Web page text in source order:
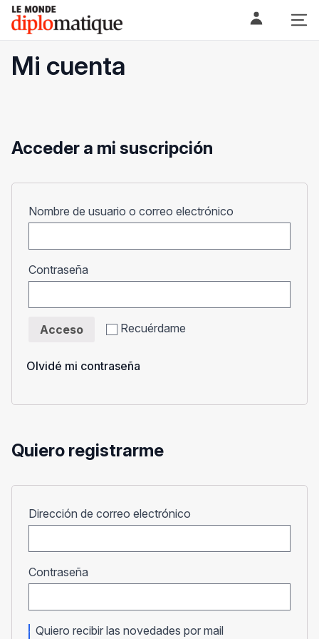
Skip
content
Le monde diplomatique
Mi cuenta
Acceder a mi suscripción
Nombre de usuario o correo electrónico
Contraseña
Recuérdame
Acceso
Olvidé mi contraseña
Quiero registrarme
Dirección de correo electrónico
Contraseña
Quiero recibir las novedades por mail